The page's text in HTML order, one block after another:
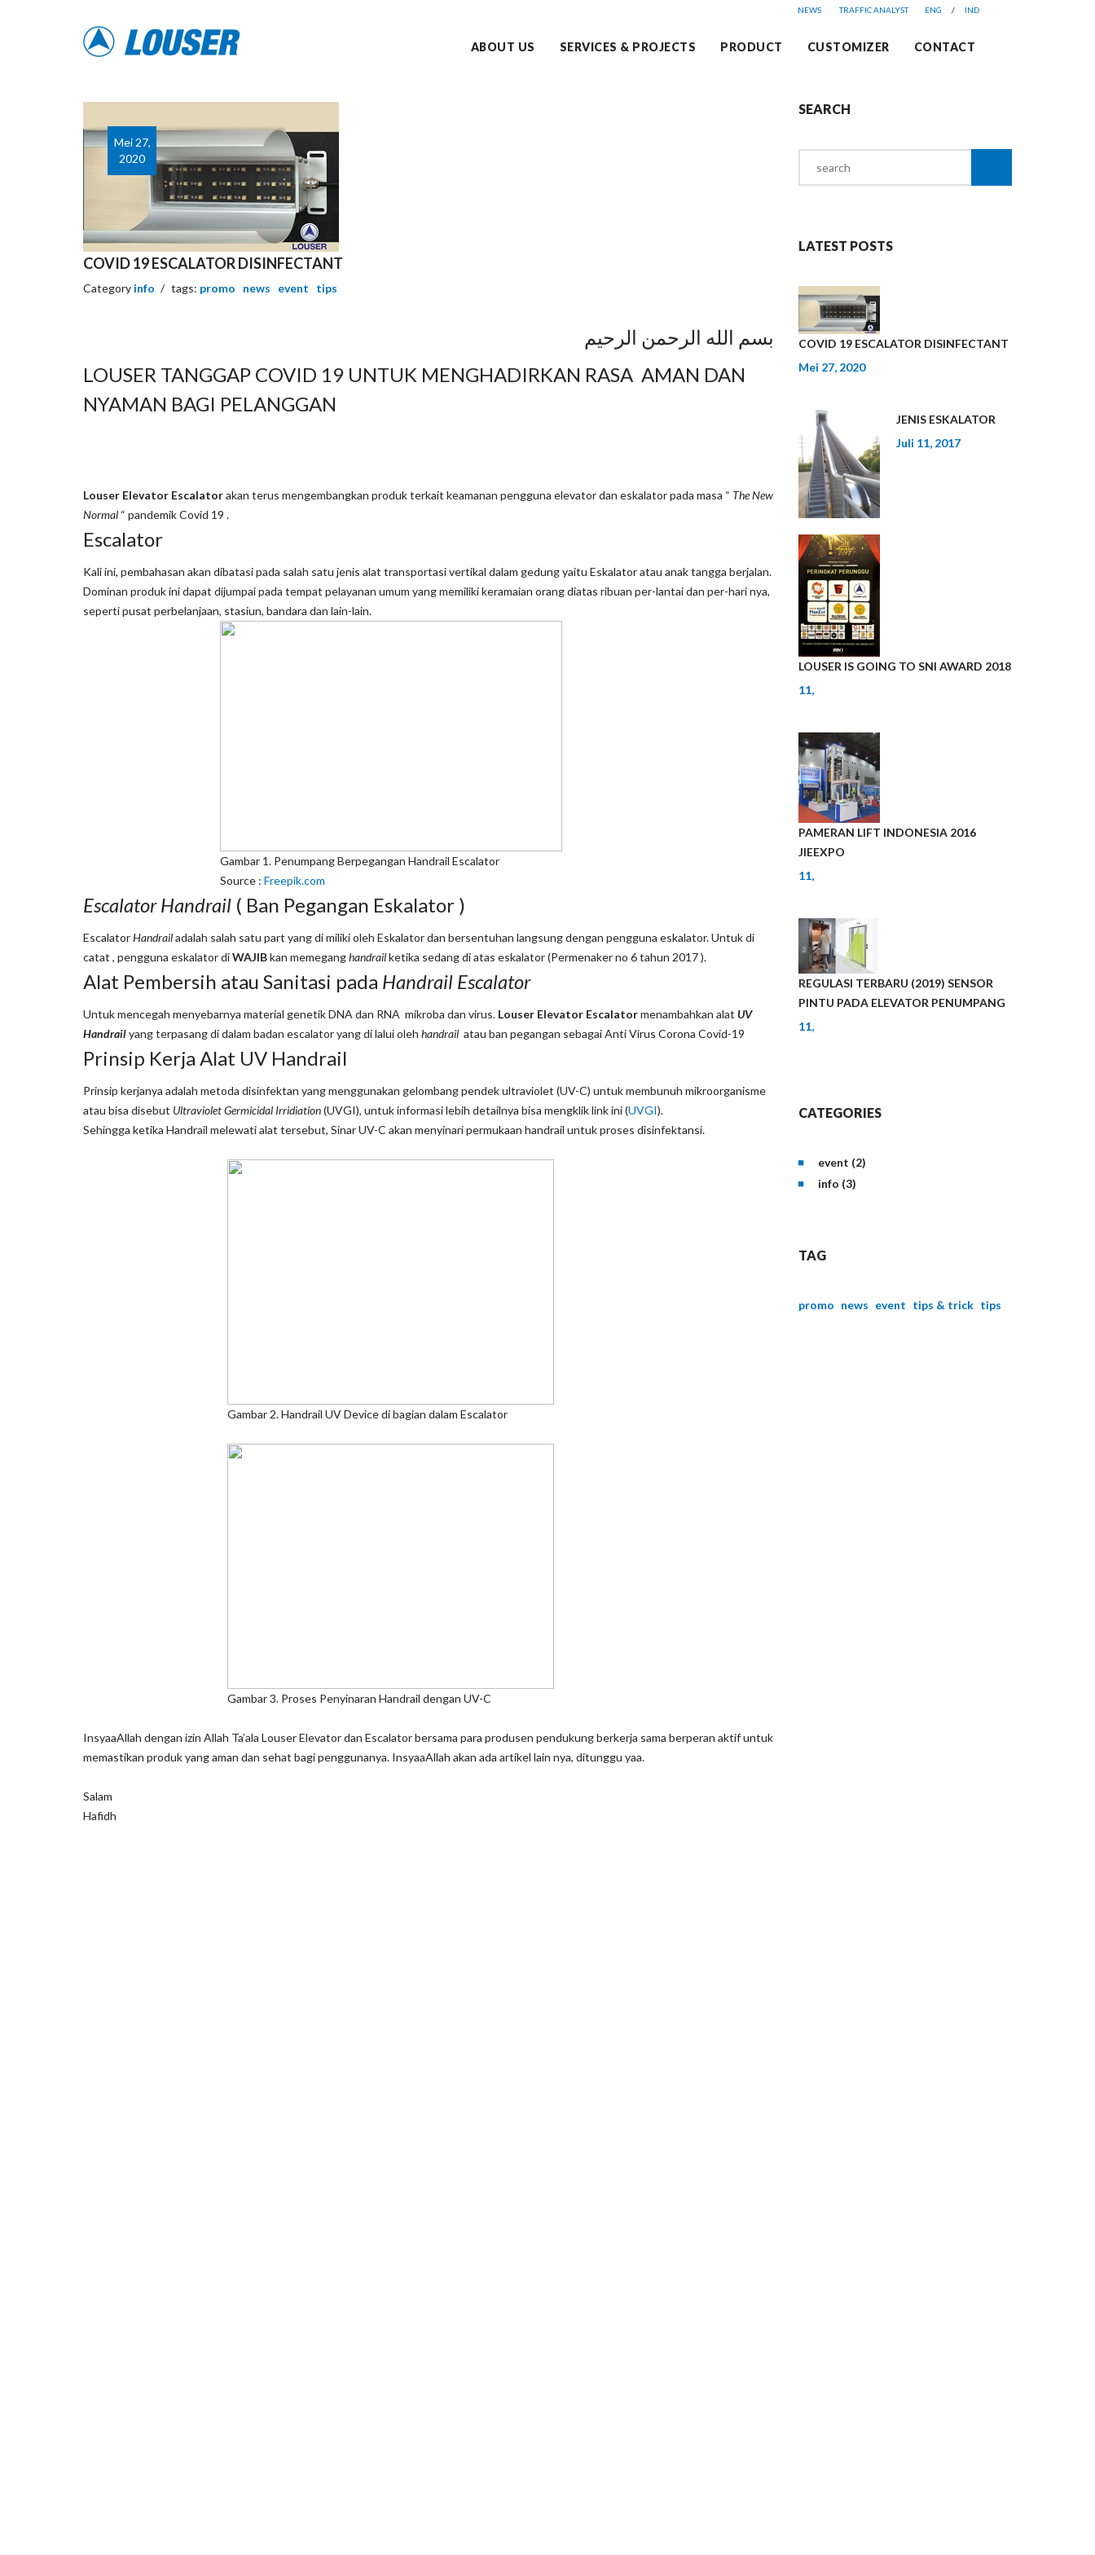
ENG / IND
NEWS TRAFFIC ANALYST
ABOUT US SERVICES & PROJECTS PRODUCT CUSTOMIZER CONTACT
COVID 19 ESCALATOR DISINFECTANT
Mei 27,
2020
Category info tags: promo news event tips
بسم الله الرحمن الرحيم
LOUSER TANGGAP COVID 19 UNTUK MENGHADIRKAN RASA AMAN DAN
NYAMAN BAGI PELANGGAN
Louser Elevator Escalatorakan terus mengembangkan produk terkait keamanan pengguna elevator dan eskalator pada masa “ The New
Normal “ pandemik Covid 19 .
Escalator
Kali ini, pembahasan akan dibatasi pada salah satu jenis alat transportasi vertikal dalam gedung yaitu Eskalator atau anak tangga berjalan.
Dominan produk ini dapat dijumpai pada tempat pelayanan umum yang memiliki keramaian orang diatas ribuan per-lantai dan per-hari nya,
seperti pusat perbelanjaan, stasiun, bandara dan lain-lain.
Gambar 1. Penumpang Berpegangan Handrail Escalator
Source : Freepik.com
Escalator Handrail ( Ban Pegangan Eskalator )
EscalatorHandrailadalah salah satu part yang di miliki oleh Eskalator dan bersentuhan langsung dengan pengguna eskalator. Untuk di
catat , pengguna eskalator diWAJIBkan memeganghandrailketika sedang di atas eskalator (Permenaker no 6 tahun 2017 ).
Alat Pembersih atau Sanitasi pada Handrail Escalator
Untuk mencegah menyebarnya material genetik DNA dan RNA mikroba dan virus. Louser Elevator Escalatormenambahkan alat UV
Handrailyang terpasang di dalam badan escalator yang di lalui oleh handrail atau ban pegangan sebagai Anti Virus Corona Covid-19
Prinsip Kerja Alat UV Handrail
Prinsip kerjanya adalah metoda disinfektan yang menggunakan gelombang pendek ultraviolet (UV-C) untuk membunuh mikroorganisme
atau bisa disebut Ultraviolet Germicidal Irridiation(UVGI), untuk informasi lebih detailnya bisa mengklik link ini (UVGI).
Sehingga ketika Handrail melewati alat tersebut, Sinar UV-C akan menyinari permukaan handrail untuk proses disinfektansi.
Gambar 2. Handrail UV Device di bagian dalam Escalator
Gambar 3. Proses Penyinaran Handrail dengan UV-C
InsyaaAllah dengan izin Allah Ta’ala Louser Elevator dan Escalator bersama para produsen pendukung berkerja sama berperan aktif untuk
memastikan produk yang aman dan sehat bagi penggunanya. InsyaaAllah akan ada artikel lain nya, ditunggu yaa.
Salam
Hafidh
SEARCH
LATEST POSTS
COVID 19 ESCALATOR DISINFECTANT
Mei 27, 2020
JENIS ESKALATOR
Juli 11, 2017
LOUSER IS GOING TO SNI AWARD 2018
11,
PAMERAN LIFT INDONESIA 2016
JIEEXPO
11,
REGULASI TERBARU (2019) SENSOR
PINTU PADA ELEVATOR PENUMPANG
11,
CATEGORIES
event (2)
info (3)
TAG
promo news event tips & trick tips